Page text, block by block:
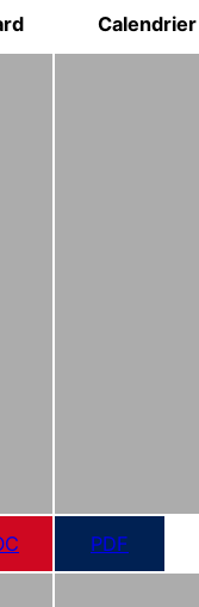
PDF